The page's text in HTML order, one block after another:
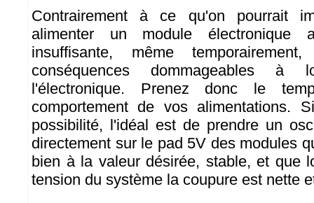
Contrairement à ce qu'on pourrait
alimenter un module électronique
insuffisante, même
conséquences dommageables à
l'électronique. Prenez donc le
comportement de vos alimentations.
possibilité, l'idéal est de prendre un
directement sur le pad 5V des modules
bien à la valeur désirée, stable, et que
tension du système la coupure est nette